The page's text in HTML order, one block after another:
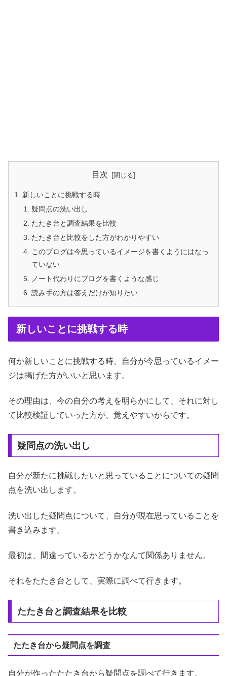
目次
新しいことに挑戦する時
疑問点の洗い出し
たたき台と調査結果を比較
たたき台と比較をした方がわかりやすい
このブログは今思っているイメージを書くようにはなっ
ていない
ノート代わりにブログを書くような感じ
読み手の方は答えだけが知りたい
新しいことに挑戦する時
何か新しいことに挑戦する時、自分が今思っているイメー
ジは掲げた方がいいと思います。
その理由は、今の自分の考えを明らかにして、それに対し
て比較検証していった方が、覚えやすいからです。
疑問点の洗い出し
自分が新たに挑戦したいと思っていることについての疑問
点を洗い出します。
洗い出した疑問点について、自分が現在思っていることを
書き込みます。
最初は、間違っているかどうかなんて関係ありません。
それをたたき台として、実際に調べて行きます。
たたき台と調査結果を比較
たたき台から疑問点を調査
自分が作ったたたき台から疑問点を調べて行きます。